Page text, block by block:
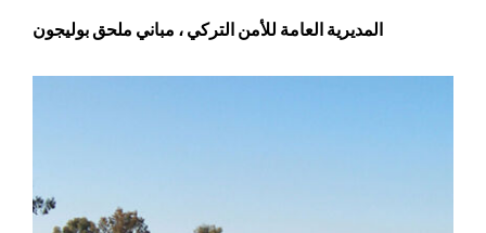
المديرية العامة للأمن التركي ، مباني ملحق بوليجون